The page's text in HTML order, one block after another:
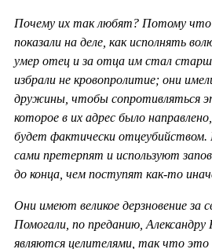
Почему их так любят? Потому что
показали на деле, как исполнять
умер отец и за отца им стал
избрали не кровопролитие; они
дружины, чтобы сопротивляться
которое в их адрес было
будет фактически
сами претерпят и используют
до конца, чем поступят как-то
Они имеют великое дерзновение за
Помогали, по преданию,
являются целителями, так что это